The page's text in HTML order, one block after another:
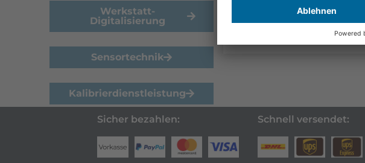
Werkstatt-
Digitalisierung
Sensortechnik
Kalibrierdienstleistung
Zum Produkt
Sicher bezahlen: Schnell versendet: